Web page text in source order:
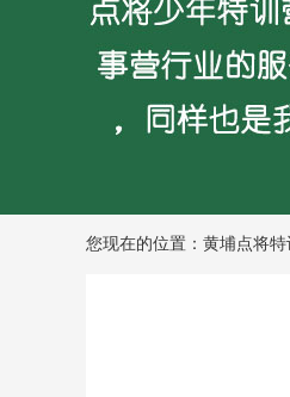
您现在的位置： 黄埔点将